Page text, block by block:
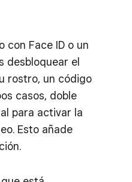
con Face ID o un
desbloquear el
rostro, un código
casos, doble
para activar la
Esto añade